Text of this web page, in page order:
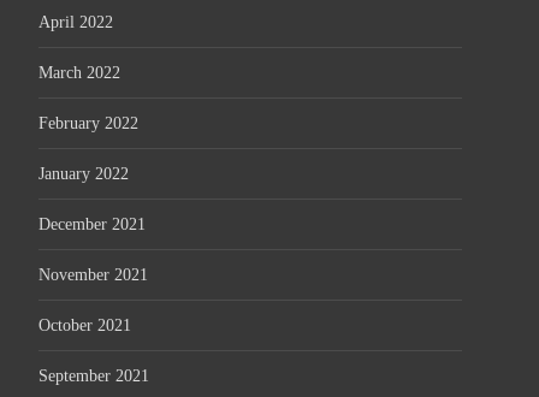
April 2022
March 2022
February 2022
January 2022
December 2021
November 2021
October 2021
September 2021